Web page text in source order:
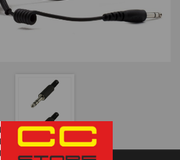
CASCO DE ENLACE